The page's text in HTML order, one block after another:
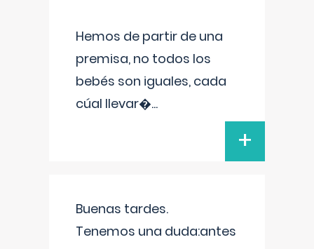
Hemos de partir de una
premisa, no todos los
bebés son iguales, cada
cúal llevar�...
+
Buenas tardes.
Tenemos una duda:antes